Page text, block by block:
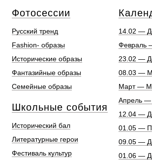
Фотосеcсии
Русский тренд
Fashion- образы
Исторические образы
Фантазийные образы
Семейные образы
Школьные события
Исторический бал
Литературные герои
Фестиваль культур
14.02 —
Февраль
23.02 —
08.03 —
Март —
Апрель —
12.04 —
01.05 —
09.05 —
01.06 —